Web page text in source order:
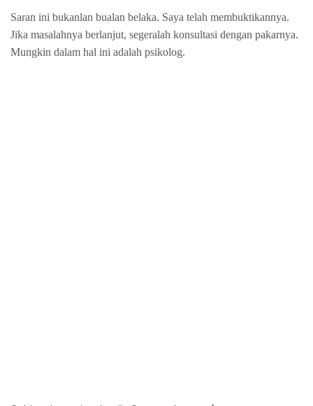
Saran ini bukanlan bualan belaka. Saya telah membuktikannya.
Jika masalahnya berlanjut, segeralah konsultasi dengan pakarnya.
Mungkin dalam hal ini adalah psikolog.